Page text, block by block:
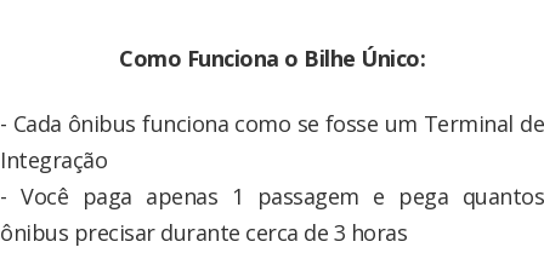
Como Funciona o Bilhe Único:
- Cada ônibus funciona como se fosse um Terminal de
Integração
- Você paga apenas 1 passagem e pega quantos
ônibus precisar durante cerca de 3 horas